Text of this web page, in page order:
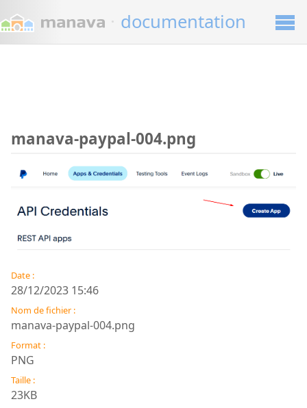
· documentation
manava-paypal-004.png
Date :
28/12/2023 15:46
Nom de fichier :
manava-paypal-004.png
Format :
PNG
Taille :
23KB